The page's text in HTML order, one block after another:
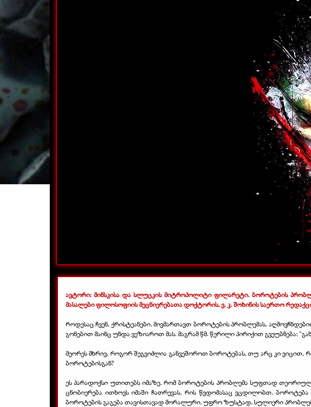
ავტორი: მინსკისა და სლუცკის მიტროპოლიტი ფილარეტი. ბოროტების
მასალები ფილოსოფიის მეცნიერებათა დოქტორის, ვ. კ. შოხინის საერთო
როდესაც ჩვენ, ქრისტეანები, მივმართავთ ბოროტების პრობლემას,
გონებით მაინც უნდა ვეზიაროთ მას. მაგრამ წმ. წერილი პირიქით გვეუბნება:
მეორეს მხრივ, როგორ შეგვიძლია განვეშოროთ ბოროტებას, თუ არც კი ვიცით,
ბოროტებისგან?
ეს პარადოქსი უთითებს იმაზე, რომ ბოროტების პრობლემა სუფთად
ცნობიერება ითხოვს იმაში ჩათრევას, რის წვდომასაც ვცდილობთ.
ბოროტების გაგება თავისთავად მორალური, უფრო ზუსტად, სულიერი